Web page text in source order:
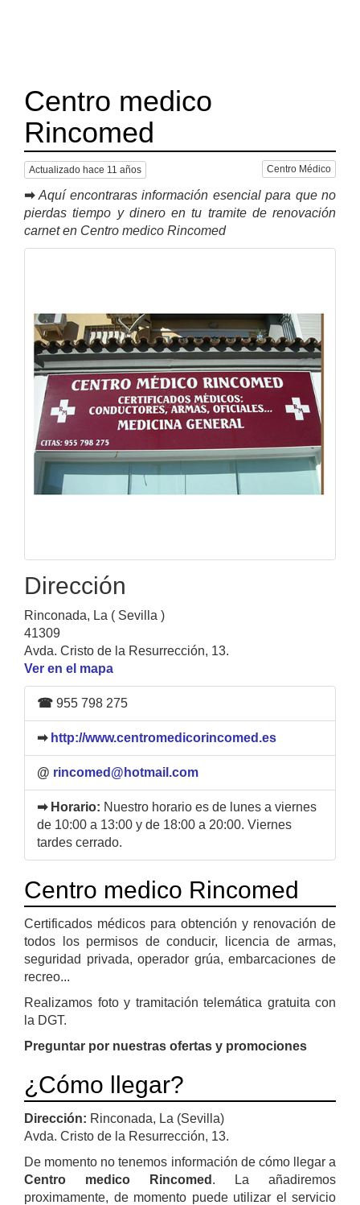
Centro medico
Rincomed
Actualizado hace 11 años Centro Médico
➡ Aquí encontraras información esencial para que no
pierdas tiempo y dinero en tu tramite de renovación
carnet en Centro medico Rincomed
Dirección
Rinconada, La ( Sevilla )
41309
Avda. Cristo de la Resurrección, 13.
Ver en el mapa
☎ 955 798 275
➡ http://www.centromedicorincomed.es
@ rincomed@hotmail.com
➡ Horario: Nuestro horario es de lunes a viernes
de 10:00 a 13:00 y de 18:00 a 20:00. Viernes
tardes cerrado.
Centro medico Rincomed
Certificados médicos para obtención y renovación de
todos los permisos de conducir, licencia de armas,
seguridad privada, operador grúa, embarcaciones de
recreo...
Realizamos foto y tramitación telemática gratuita con
la DGT.
Preguntar por nuestras ofertas y promociones
¿Cómo llegar?
Dirección: Rinconada, La (Sevilla)
Avda. Cristo de la Resurrección, 13.
De momento no tenemos información de cómo llegar a
Centro medico Rincomed . La añadiremos
proximamente, de momento puede utilizar el servicio